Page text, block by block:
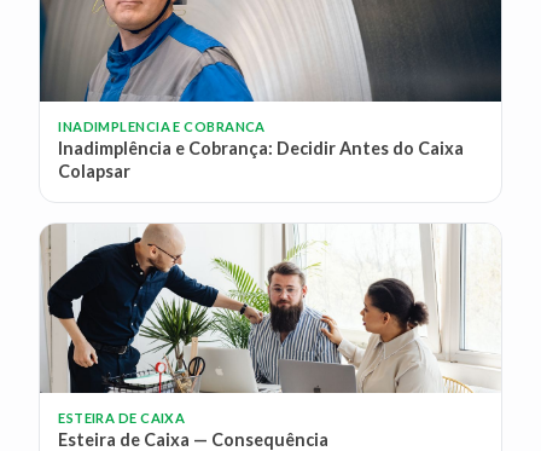
INADIMPLENCIA E COBRANCA
Inadimplência e Cobrança: Decidir Antes do Caixa
Colapsar
ESTEIRA DE CAIXA
Esteira de Caixa — Consequência